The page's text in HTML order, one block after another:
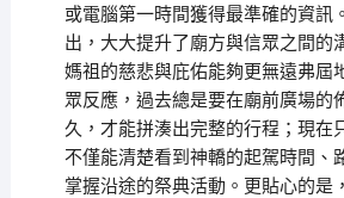
或電腦第一時間獲得最準確的資訊
出，大大提升了廟方與信眾之間的
媽祖的慈悲與庇佑能夠更無遠弗屆
眾反應，過去總是要在廟前廣場的
久，才能拼湊出完整的行程；現在
不僅能清楚看到神轎的起駕時間、
掌握沿途的祭典活動。更貼心的是